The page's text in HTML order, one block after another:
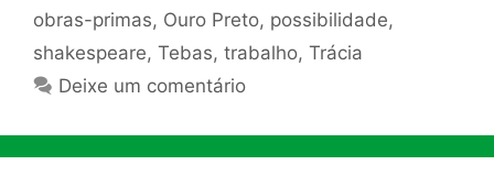
obras-primas, Ouro Preto, possibilidade,
shakespeare, Tebas, trabalho, Trácia
Deixe um comentário